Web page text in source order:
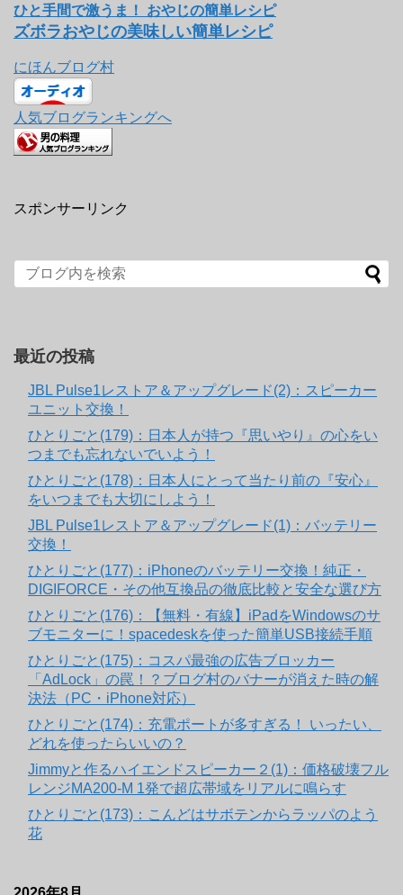
ひと手間で激うま！ おやじの簡単レシピ
ズボラおやじの美味しい簡単レシピ
にほんブログ村
人気ブログランキングへ
スポンサーリンク
最近の投稿
JBL Pulse1レストア＆アップグレード(2)：スピーカー
ユニット交換！
ひとりごと(179)：日本人が持つ『思いやり』の心をい
つまでも忘れないでいよう！
ひとりごと(178)：日本人にとって当たり前の『安心』
をいつまでも大切にしよう！
JBL Pulse1レストア＆アップグレード(1)：バッテリー
交換！
ひとりごと(177)：iPhoneのバッテリー交換！純正・
DIGIFORCE・その他互換品の徹底比較と安全な選び方
ひとりごと(176)：【無料・有線】iPadをWindowsのサ
ブモニターに！spacedeskを使った簡単USB接続手順
ひとりごと(175)：コスパ最強の広告ブロッカー
「AdLock」の罠！？ブログ村のバナーが消えた時の解
決法（PC・iPhone対応）
ひとりごと(174)：充電ポートが多すぎる！ いったい、
どれを使ったらいいの？
Jimmyと作るハイエンドスピーカー２(1)：価格破壊フル
レンジMA200-M 1発で超広帯域をリアルに鳴らす
ひとりごと(173)：こんどはサボテンからラッパのよう
花